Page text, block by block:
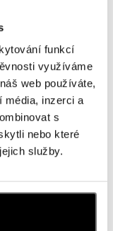
funkcí
využíváme
web používáte,
média, inzerci a
s
nebo které
služby.
9